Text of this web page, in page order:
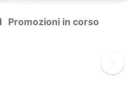
Promozioni in corso